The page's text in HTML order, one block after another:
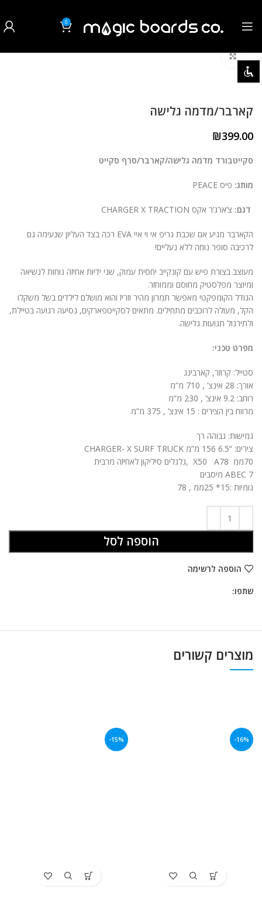
צבע רקע
גופן קריא
brightness_high ניגודיות בהירה
brightness_low ניגודיות כהה
format_underlined הוסף קו תחתון לקישורים
font_download סמן קישורים
האפשרויות
0
לחצו להגדלה
קארבר/מדמה גלישה
₪399.00
סקייטבורד מדמה גלישה/קארבר/סרף סקייט
מותג: פיס PEACE
דגם: צ’ארג’ר אקס CHARGER X TRACTION
הקארבר מגיע אם שכבת גריפ אי וי איי EVA רכה בצד העליון שנעימה גם
לרכיבה סופר נוחה ללא נעליים!
מעוצב בצורת פיש עם קונקייב יחסית עמוק, שני ידיות אחיזה נוחות לנשיאה
ומיוצר מפלסטיק מחוסם וממוחזר.
הגודל הקומפקטי מאפשר תמרון מהיר וזריז והוא מושלם לילדים בשל משקלו
הקל, מעולה לרוכבים מתחילים. מתאים לסקייטפארקים, נסיעה רגועה בטיילת,
ולתירגול תנועות גלישה.
מפרט טכני:
סטייל: קרוזר, קארבינג
אורך: 28 אינצ’ , 710 מ”מ
רוחב: 9.2 אינצ’ , 230 מ”מ
מרווח בין הצירים : 15 אינצ’ , 375 מ”מ
גמישות: גבוהה רך
צירים: “6.5 156 מ”מ CHARGER- X SURF TRUCK
70ממ X50 A78 ,גלגלים סיליקון לאחיזה מרבית
ABEC 7 מיסבים
גומיות :15* 25ממ , 78
הוספה לסל
הוספה לרשימה
שתפו:
מוצרים קשורים
-16%
-15%